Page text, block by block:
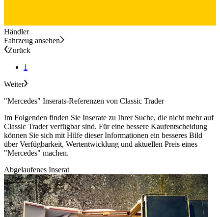
Händler
Fahrzeug ansehen
Zurück
1
Weiter
"Mercedes" Inserats-Referenzen von Classic Trader
Im Folgenden finden Sie Inserate zu Ihrer Suche, die nicht mehr auf
Classic Trader verfügbar sind. Für eine bessere Kaufentscheidung
können Sie sich mit Hilfe dieser Informationen ein besseres Bild
über Verfügbarkeit, Wertentwicklung und aktuellen Preis eines
"Mercedes" machen.
Abgelaufenes Inserat